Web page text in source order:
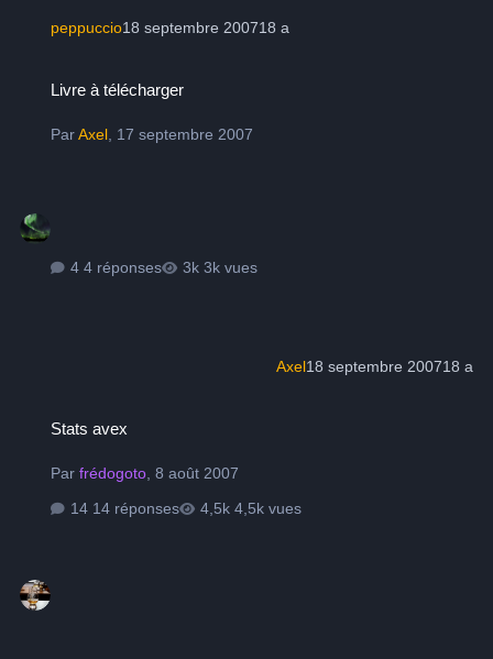
peppuccio18 septembre 200718 a
Livre à télécharger
ParAxel, 17 septembre 2007
4 réponses 3k vues
Axel18 septembre 200718 a
Stats avex
Parfrédogoto,8 août 2007
14 réponses
4,5k vues